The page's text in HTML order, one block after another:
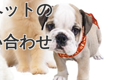
トの
わせ